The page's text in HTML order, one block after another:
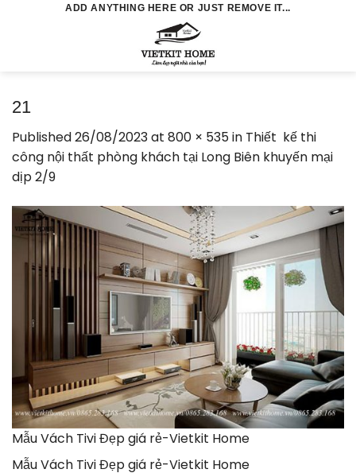
ADD ANYTHING HERE OR JUST REMOVE IT...
21
Published26/08/2023at 800 × 535in Thiết kế thi
công nội thất phòng khách tại Long Biên khuyến mại
dịp 2/9
Mẫu Vách Tivi Đẹp giá rẻ-Vietkit Home
Mẫu Vách Tivi Đẹp giá rẻ-Vietkit Home